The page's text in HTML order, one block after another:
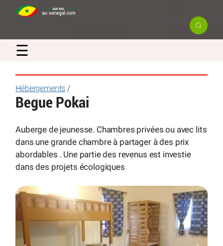
☰
Hébergements /
Begue Pokai
Auberge de jeunesse. Chambres privées ou avec lits
dans une grande chambre à partager à des prix
abordables . Une partie des revenus est investie
dans des projets écologiques